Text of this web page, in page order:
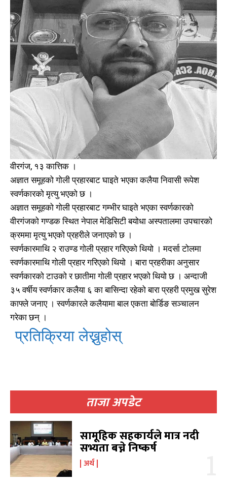
काबिलखबर एफएम सुन्नुहोस
उज्यालो एफएम सुन्नुहोस
काबिलखबर एफएम सुन्नुहोस
उज्यालो एफएम सुन्नुहोस
ताजा अपडेट
सामूहिक सहकार्यले मात्र नदी
सभ्यता बच्ने निष्कर्ष
अर्थ
वीरगंज, १३ कात्तिक ।
अज्ञात समूहको गोली प्रहारबाट घाइते भएका कलैया निवासी रूपेश
स्वर्णकारको मृत्यु भएको छ ।
अज्ञात समूहको गोली प्रहारबाट गम्भीर घाइते भएका स्वर्णकारको
वीरगंजको गण्डक स्थित नेपाल मेडिसिटी बयोधा अस्पतालमा उपचारको
क्रममा मृत्यु भएको प्रहरीले जनाएको छ ।
स्वर्णकारमाथि २ राउण्ड गोली प्रहार गरिएको थियो । मदर्सा टोलमा
स्वर्णकारमाथि गोली प्रहार गरिएको थियो । बारा प्रहरीका अनुसार
स्वर्णकारको टाउको र छातीमा गोली प्रहार भएको थियो छ । अन्दाजी
३५ वर्षीय स्वर्णकार कलैया ६ का बासिन्दा रहेको बारा प्रहरी प्रमुख सुरेश
काफ्ले जनाए । स्वर्णकारले कलैयामा बाल एकता बोर्डिङ सञ्चालन
गरेका छन् ।
प्रतिक्रिया लेख्नुहोस्